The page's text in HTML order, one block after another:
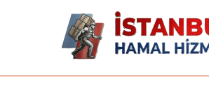
İstanbul Günlük
Acil Hamal Bul – İstanbul